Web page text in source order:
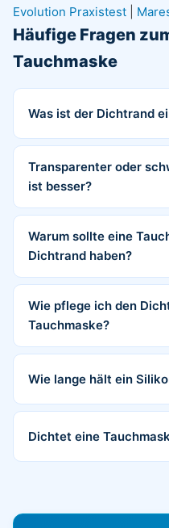
Evolution Praxistest
Häufige Fragen
Tauchmaske
Was ist der Dichtrand
Transparenter oder
ist besser?
Warum sollte eine
Dichtrand haben?
Wie pflege ich den
Tauchmaske?
Wie lange hält ein
Dichtet eine